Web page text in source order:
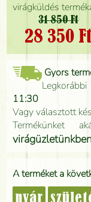
virágküldés
31 850 Ft
28 350 Ft
Gyors
11:30
Vagy választott
Termékünket
A terméket a